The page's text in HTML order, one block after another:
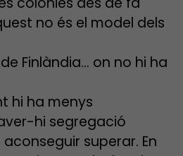
no és el model dels
Finlàndia… on no hi ha
hi ha menys
hi segregació
superar. En